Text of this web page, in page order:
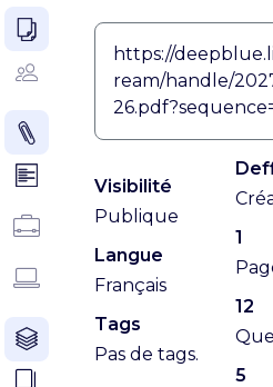
https://
ream/handle/
Visibilité
Publique
Langue
Français
Tags
Pas de tags.
1
12
5